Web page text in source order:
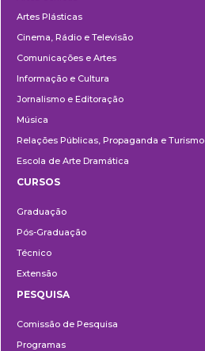
Artes Plásticas
Cinema, Rádio e Televisão
Comunicações e Artes
Informação e Cultura
Jornalismo e Editoração
Música
Relações Públicas, Propaganda e Turismo
Escola de Arte Dramática
CURSOS
Graduação
Pós-Graduação
Técnico
Extensão
PESQUISA
Comissão de Pesquisa
Programas